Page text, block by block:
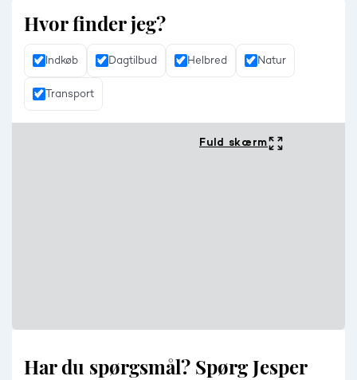
Hvor finder jeg?
Indkøb Dagtilbud Helbred Natur
Transport
Fuld skærm
Har du spørgsmål? Spørg Jesper